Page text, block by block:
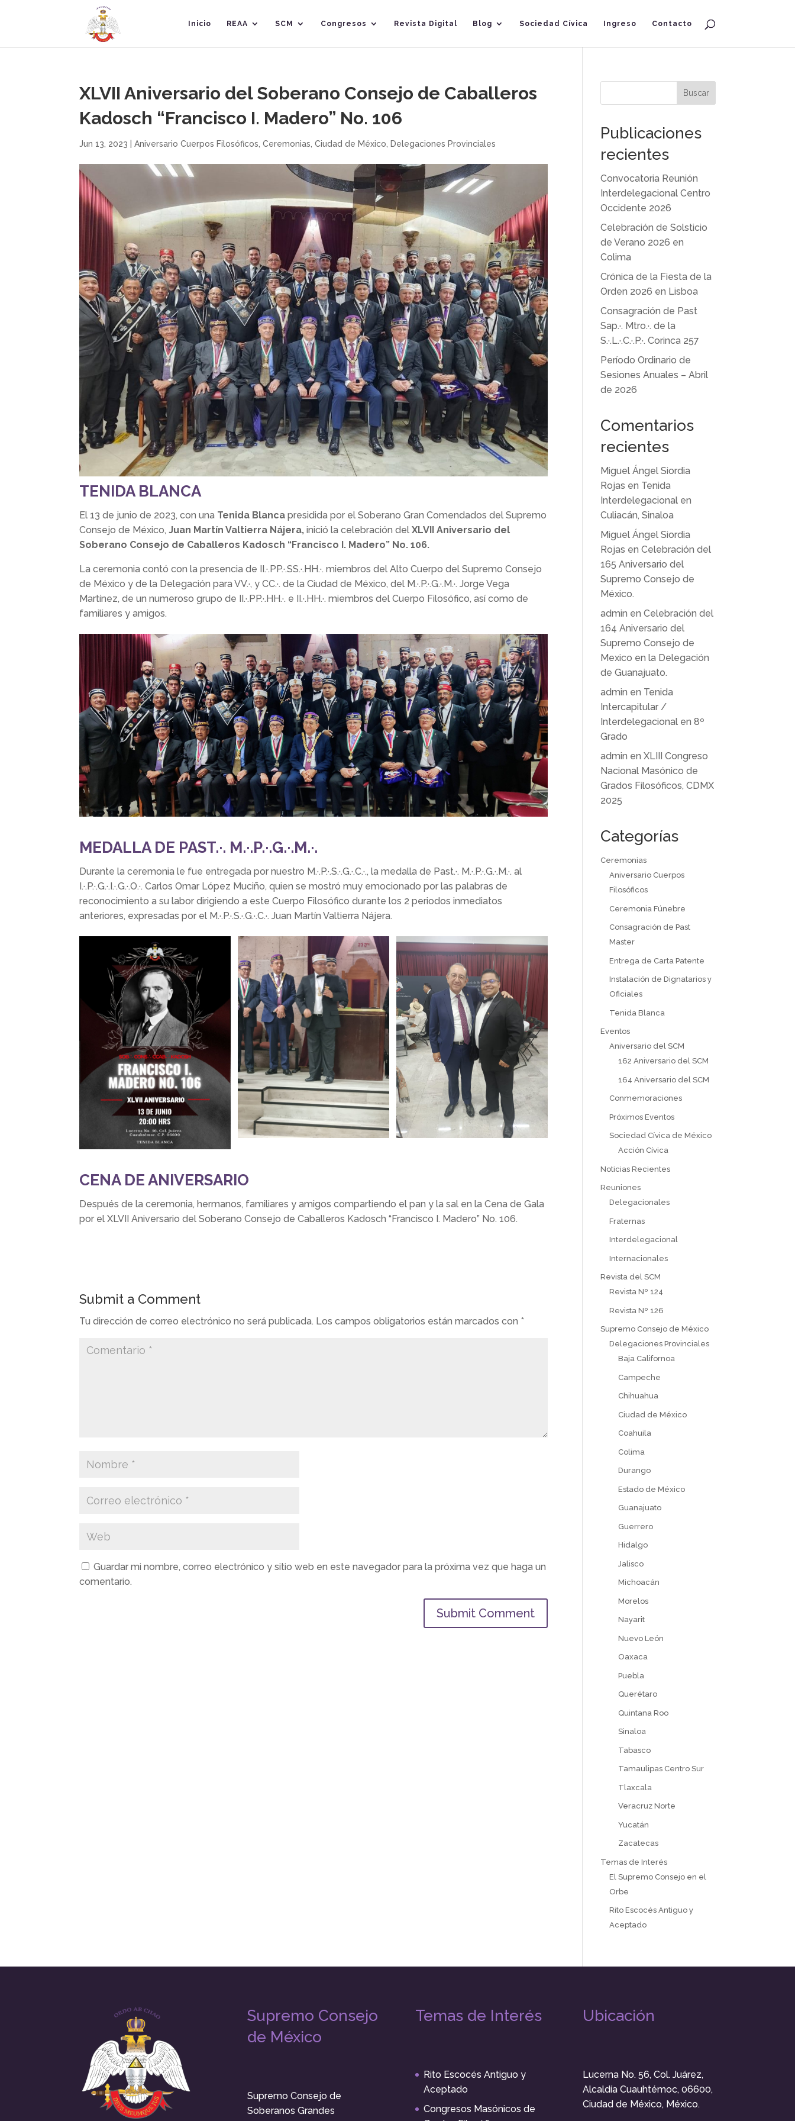
Inicio REAA SCM Congresos Revista Digital Blog Sociedad Cívica Ingreso Contacto
XLVII Aniversario del Soberano Consejo de Caballeros
Kadosch “Francisco I. Madero” No. 106
Jun 13, 2023 |Aniversario Cuerpos Filosóficos ,Ceremonias ,Ciudad de México Delegaciones Provinciales
TENIDA BLANCA
El13 de junio de 2023, con una Tenida Blanca presidida por el Soberano Gran Comendados del Supremo
Consejo de México,Juan Martín Valtierra Nájera, inicióla celebración delXLVII Aniversario del
Soberano Consejo de Caballeros Kadosch “Francisco I. Madero” No. 106.
La ceremonia contó con la presencia de II.·.PP.·.SS.·.HH.·. miembros del Alto Cuerpo del Supremo Consejo
de México y de la Delegación para VV.·, y CC.·. de la Ciudad de México, del M.·.P.·.G.·.M.·. Jorge Vega
Martínez, de un numeroso grupo de II.·.PP.·.HH.·. e II.·.HH.·. miembros del Cuerpo Filosófico, así como de
familiares y amigos.
MEDALLA DE PAST.·. M.·.P.·.G.·.M.·.
Durante la ceremonia le fue entregada por nuestro M.·.P.·.S.·.G.·.C.·., la medalla de Past.·. M.·.P.·.G.·.M.·. al
I.·.P.·.G.·.I.·.G.·.O.·. Carlos Omar López Muciño, quien se mostró muy emocionado por las palabras de
reconocimiento a su labor dirigiendo a este Cuerpo Filosófico durante los 2 periodos inmediatos
anteriores, expresadas por el M.·.P.·.S.·.G.·.C.·. Juan Martín Valtierra Nájera.
CENA DE ANIVERSARIO
Después de la ceremonia, hermanos, familiares y amigos compartiendo el pan y la sal en la Cena de Gala
por el XLVII Aniversario del Soberano Consejo de Caballeros Kadosch “Francisco I. Madero” No. 106.
Submit a Comment
Tu dirección de correo electrónico no será publicada. Los campos obligatorios están marcados con *
Guardar mi nombre, correo electrónico y sitio web en este navegador para la próxima vez que haga un
comentario.
Buscar
Publicaciones
recientes
Convocatoria Reunión
Interdelegacional Centro
Occidente 2026
Celebración de Solsticio
de Verano 2026 en
Colima
Crónica de la Fiesta de la
Orden 2026 en Lisboa
Consagración de Past
Sap.·. Mtro.·. de la
S.·.L.·.C.·.P.·. Corinca 257
Período Ordinario de
Sesiones Anuales – Abril
de 2026
Comentarios
recientes
Miguel Ángel Siordia
Rojas en Tenida
Interdelegacional en
Culiacán, Sinaloa
Miguel Ángel Siordia
Rojas enCelebración del
165 Aniversario del
Supremo Consejo de
México.
admin enCelebración del
164 Aniversario del
Supremo Consejo de
Mexico en la Delegación
de Guanajuato.
admin en Tenida
Intercapitular /
Interdelegacional en 8º
Grado
admin enXLIII Congreso
Nacional Masónico de
Grados Filosóficos, CDMX
2025
Categorías
Ceremonias
Aniversario Cuerpos
Filosóficos
Ceremonia Fúnebre
Consagración de Past
Master
Entrega de Carta Patente
Instalación de Dignatarios y
Oficiales
Tenida Blanca
Eventos
Aniversario del SCM
162 Aniversario del SCM
164 Aniversario del SCM
Conmemoraciones
Próximos Eventos
Sociedad Cívica de México
Acción Cívica
Noticias Recientes
Reuniones
Delegacionales
Fraternas
Interdelegacional
Internacionales
Revista del SCM
Revista Nº 124
Revista Nº 126
Supremo Consejo de México
Delegaciones Provinciales
Baja Californoa
Campeche
Chihuahua
Ciudad de México
Coahuila
Colima
Durango
Estado de México
Guanajuato
Guerrero
Hidalgo
Jalisco
Michoacán
Morelos
Nayarit
Nuevo León
Oaxaca
Puebla
Querétaro
Quintana Roo
Sinaloa
Tabasco
Tamaulipas Centro Sur
Tlaxcala
Veracruz Norte
Yucatán
Zacatecas
Temas de Interés
El Supremo Consejo en el
Orbe
Rito Escocés Antiguo y
Aceptado
Supremo Consejo
de México
Supremo Consejo de
Soberanos Grandes
Temas de Interés
Rito Escocés Antiguo y
Aceptado
Congresos Masónicos de
Ubicación
Lucerna No. 56, Col. Juárez,
Alcaldía Cuauhtémoc, 06600,
Ciudad de México, México.